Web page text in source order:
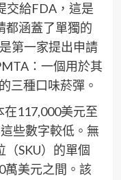
交給FDA，這是
都涵蓋了單獨的
第一家提出申請
：一個用於其
三種口味菸彈。
117,000美元至
些數字較低。無
SKU）的單個
萬美元之間。該